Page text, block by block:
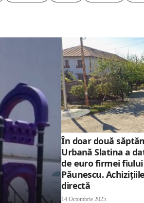
În doar două
Urbană Slatina a
de euro firmei
Păunescu.
directă
14 Octombrie 2025